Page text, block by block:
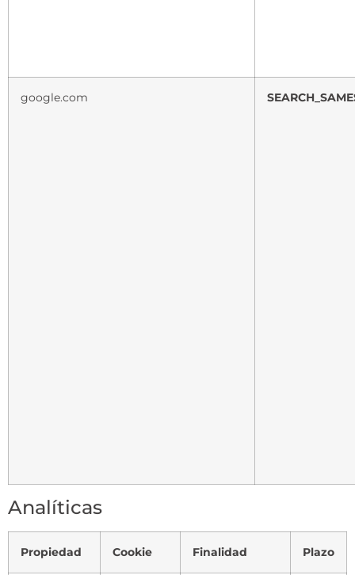
google.com
Analíticas
Propiedad Cookie Finalidad Plazo